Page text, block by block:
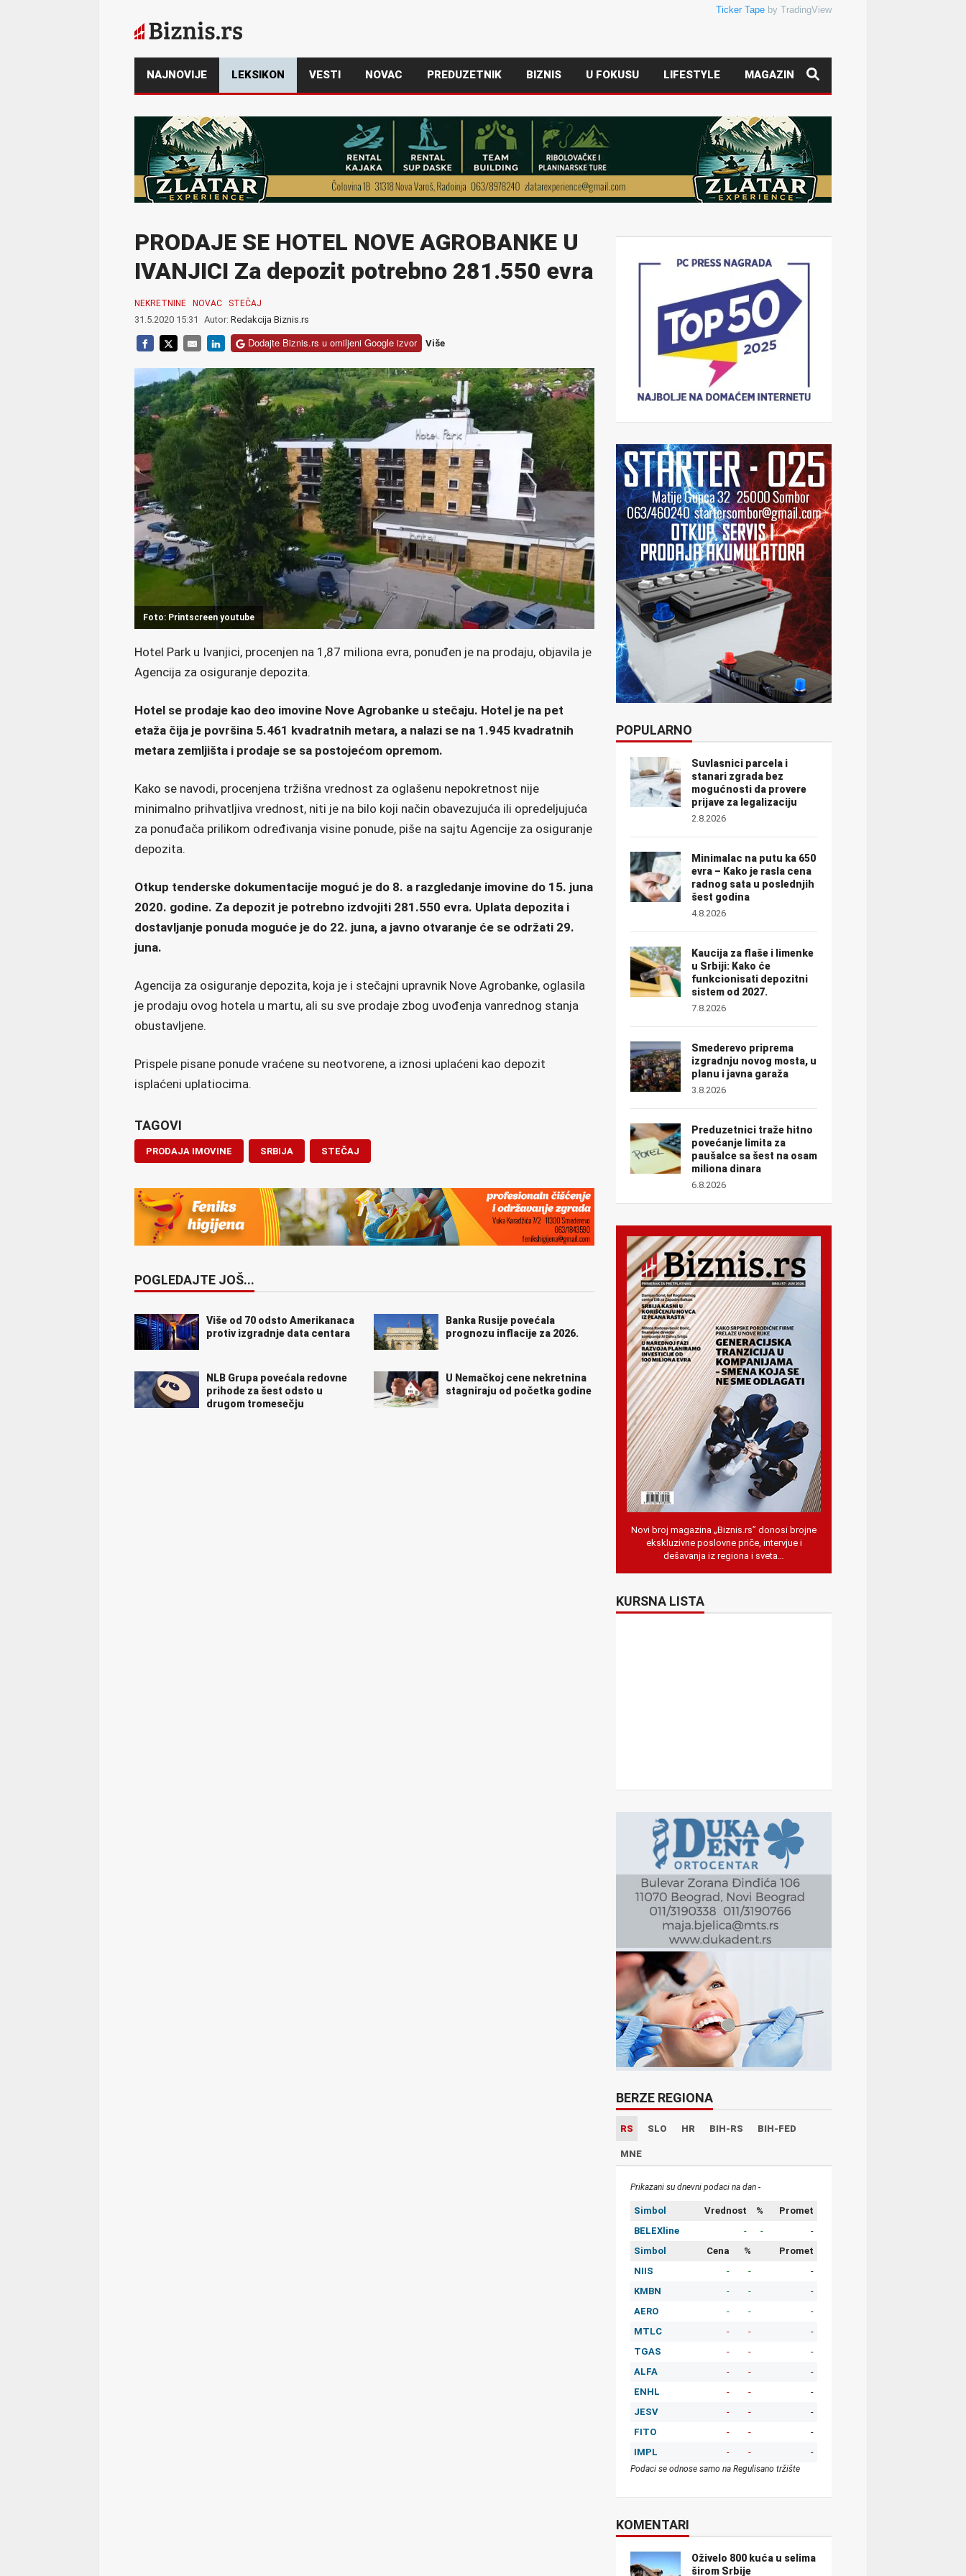
Ticker Tape by TradingView
NAJNOVIJE LEKSIKON VESTI NOVAC PREDUZETNIK BIZNIS U FOKUSU LIFESTYLE MAGAZIN
PRODAJE SE HOTEL NOVE AGROBANKE U
IVANJICI Za depozit potrebno 281.550 evra
NEKRETNINE NOVAC STEČAJ
31.5.2020 15:31 Autor: Redakcija Biznis.rs
Dodajte Biznis.rs u omiljeni Google izvor Više
Foto: Printscreen youtube
Hotel Park u Ivanjici, procenjen na 1,87 miliona evra, ponuđen je na prodaju, objavila je
Agencija za osiguranje depozita.
Hotel se prodaje kao deo imovine Nove Agrobanke u stečaju. Hotel je na pet
etaža čija je površina 5.461 kvadratnih metara, a nalazi se na 1.945 kvadratnih
metara zemljišta i prodaje se sa postojećom opremom.
Kako se navodi, procenjena tržišna vrednost za oglašenu nepokretnost nije
minimalno prihvatljiva vrednost, niti je na bilo koji način obavezujuća ili opredeljujuća
za ponuđača prilikom određivanja visine ponude, piše na sajtu Agencije za osiguranje
depozita.
Otkup tenderske dokumentacije moguć je do 8. a razgledanje imovine do 15. juna
2020. godine. Za depozit je potrebno izdvojiti 281.550 evra. Uplata depozita i
dostavljanje ponuda moguće je do 22. juna, a javno otvaranje će se održati 29.
juna.
Agencija za osiguranje depozita, koja je i stečajni upravnik Nove Agrobanke, oglasila
je prodaju ovog hotela u martu, ali su sve prodaje zbog uvođenja vanrednog stanja
obustavljene.
Prispele pisane ponude vraćene su neotvorene, a iznosi uplaćeni kao depozit
isplaćeni uplatiocima.
TAGOVI
PRODAJA IMOVINE SRBIJA STEČAJ
POGLEDAJTE JOŠ...
Više od 70 odsto Amerikanaca
protiv izgradnje data centara
Banka Rusije povećala
prognozu inflacije za 2026.
NLB Grupa povećala redovne
prihode za šest odsto u
drugom tromesečju
U Nemačkoj cene nekretnina
stagniraju od početka godine
POPULARNO
Suvlasnici parcela i
stanari zgrada bez
mogućnosti da provere
prijave za legalizaciju
2.8.2026
Minimalac na putu ka 650
evra – Kako je rasla cena
radnog sata u poslednjih
šest godina
4.8.2026
Kaucija za flaše i limenke
u Srbiji: Kako će
funkcionisati depozitni
sistem od 2027.
7.8.2026
Smederevo priprema
izgradnju novog mosta, u
planu i javna garaža
3.8.2026
Preduzetnici traže hitno
povećanje limita za
paušalce sa šest na osam
miliona dinara
6.8.2026
Novi broj magazina „Biznis.rs” donosi brojne
ekskluzivne poslovne priče, intervjue i
dešavanja iz regiona i sveta…
KURSNA LISTA
BERZE REGIONA
RS SLO HR BIH-RS BIH-FED
MNE
Prikazani su dnevni podaci na dan -
Simbol Vrednost %
Promet
BELEXline
- -
-
Simbol
Cena %
Promet
NIIS
- -
-
KMBN
- -
-
AERO
- -
-
MTLC
- -
-
TGAS
- -
-
ALFA
- -
-
ENHL
- -
-
JESV
- -
-
FITO
- -
-
IMPL
- - -
Podaci se odnose samo na Regulisano tržište
KOMENTARI
Oživelo 800 kuća u selima
širom Srbije